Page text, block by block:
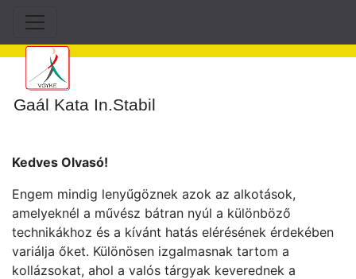
Gaál Kata In.Stabil
Kedves Olvasó!
Engem mindig lenyűgöznek azok az alkotások,
amelyeknél a művész bátran nyúl a különböző
technikákhoz és a kívánt hatás elérésének érdekében
variálja őket. Különösen izgalmasnak tartom a
kollázsokat, ahol a valós tárgyak keverednek a